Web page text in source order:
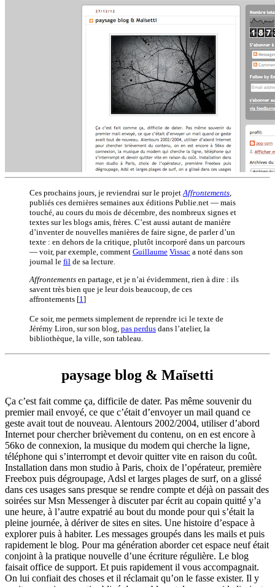
Ces prochains jours, je reviendrai sur le projet Affrontements
publiés ces dernières semaines aux éditions Publie.net — mais
touché, au cours du mois de décembre, des nombreux signes et
textes sur les blogs amis, frères. C’est aussi autant de manière
d’inventer de nouvelles manières de faire signe, de parler d’un
texte : en dehors de la critique, plutôt incorporé dans un parcours
— voir, par exemple, comment Guillaume Vissac a noté dans son
journal le fil de sa lecture.
Affrontements en partage, et je n’ai évidemment, rien à dire : ils
savent très bien que je leur dois beaucoup, de ces
affrontements [1]
Ce soir, me permets simplement de reprendre ici le texte de
Jérémy Liron, sur son blog, pas perdus dans l’atelier, la
bibliothèque, la ville, son tableau.
paysage blog & Maïsetti
Ça c’est fait comme ça, difficile de dater. Pas même souvenir du
premier mail envoyé, ce que c’était d’envoyer un mail quand ce
geste avait tout de nouveau. Alentours 2002/2004, utiliser d’abord
Internet pour chercher brièvement du contenu, on en est encore à
56ko de connexion, la musique du modem qui cherche la ligne,
téléphone qui s’interrompt et devoir quitter vite en raison du coût.
Installation dans mon studio à Paris, choix de l’opérateur, première
Freebox puis dégroupage, Adsl et larges plages de surf, on a glissé
dans ces usages sans presque se rendre compte et déjà on passait des
soirées sur Msn Messenger à discuter par écrit au copain quitté y’a
une heure, à l’autre expatrié au bout du monde pour qui s’était la
pleine journée, à dériver de sites en sites. Une histoire d’espace à
explorer puis à habiter. Les messages groupés dans les mails et puis
rapidement le blog. Pour ma génération aborder cet espace neuf était
conjoint à la pratique nouvelle d’une écriture régulière. Le blog
faisait office de support. Et puis rapidement il vous accompagnait.
On lui confiait des choses et il réclamait qu’on le fasse exister. Il y